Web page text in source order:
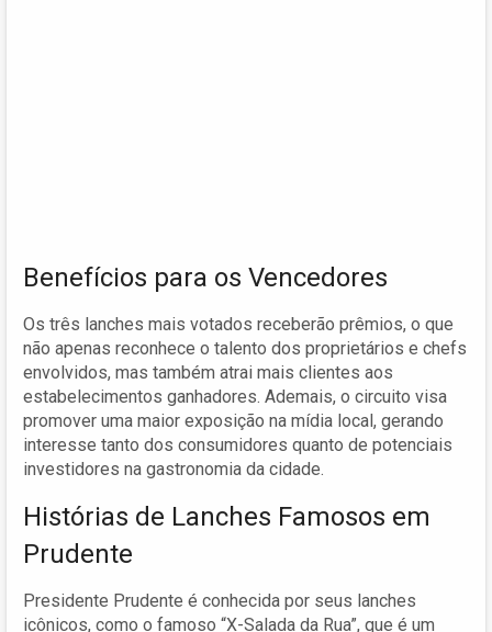
Benefícios para os Vencedores
Os três lanches mais votados receberão prêmios, o que
não apenas reconhece o talento dos proprietários e chefs
envolvidos, mas também atrai mais clientes aos
estabelecimentos ganhadores. Ademais, o circuito visa
promover uma maior exposição na mídia local, gerando
interesse tanto dos consumidores quanto de potenciais
investidores na gastronomia da cidade.
Histórias de Lanches Famosos em
Prudente
Presidente Prudente é conhecida por seus lanches
icônicos, como o famoso “X-Salada da Rua”, que é um